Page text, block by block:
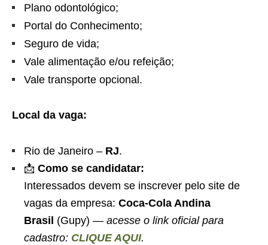
Plano odontológico;
Portal do Conhecimento;
Seguro de vida;
Vale alimentação e/ou refeição;
Vale transporte opcional.
Local da vaga:
Rio de Janeiro – RJ.
📩 Como se candidatar:
Interessados devem se inscrever pelo site de
vagas da empresa: Coca-Cola Andina
Brasil (Gupy) — acesse o link oficial para
cadastro: CLIQUE AQUI.